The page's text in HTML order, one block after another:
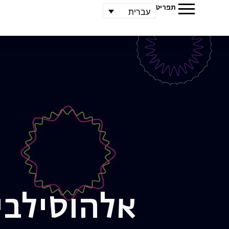
תפריט עברית
אלה